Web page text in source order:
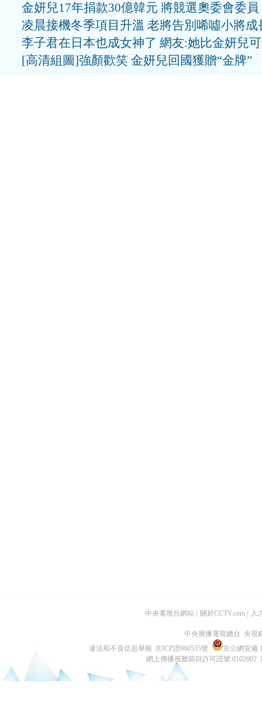
金妍兒17年捐款30億韓元 將競選奧委會委員
凌晨接機冬季項目升溫 老將告別唏噓小將成
李子君在日本也成女神了 網友:她比金妍兒
[高清組圖]強顏歡笑 金妍兒回國獲贈“金牌”
中央電視台網站 關於CCTV.com 人
中央廣播電視總台 央視
違法和不良信息舉報 京ICP證060535號
京公網安備
網上傳播視聽節目許可證號 0102002